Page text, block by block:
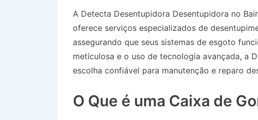
A Detecta Desentupidora Desentupidora no
oferece serviços especializados de
assegurando que seus sistemas de esgoto
meticulosa e o uso de tecnologia avançada, a
escolha confiável para manutenção e reparo
O Que é uma Caixa de